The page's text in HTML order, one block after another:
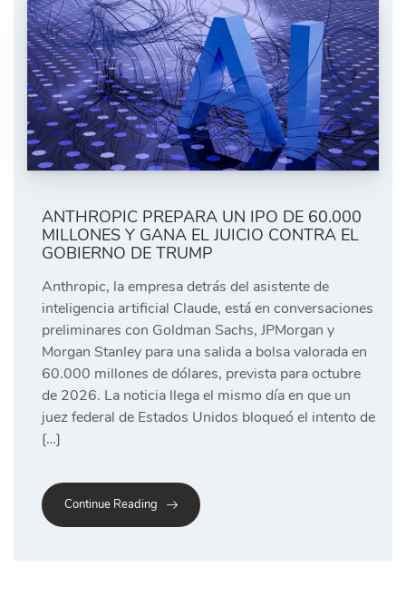
ANTHROPIC PREPARA UN IPO DE 60.000
MILLONES Y GANA EL JUICIO CONTRA EL
GOBIERNO DE TRUMP
Anthropic, la empresa detrás del asistente de
inteligencia artificial Claude, está en conversaciones
preliminares con Goldman Sachs, JPMorgan y
Morgan Stanley para una salida a bolsa valorada en
60.000 millones de dólares, prevista para octubre
de 2026. La noticia llega el mismo día en que un
juez federal de Estados Unidos bloqueó el intento de
[…]
Continue Reading